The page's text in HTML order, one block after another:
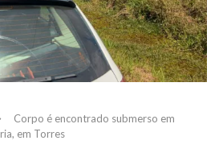
Corpo é encontrado submerso em
em Torres